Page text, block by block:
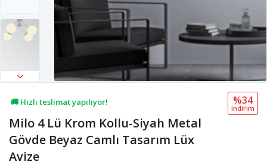
🚚 Hızlı teslimat yapılıyor!
💖 54,2B kişi favoriledi!
💸 Sepette 100 TL indirim!
Milo 4 Lü Krom Kollu-Siyah Metal
Gövde Beyaz Camlı Tasarım Lüx
Avize
%34
i̇ndi̇ri̇m